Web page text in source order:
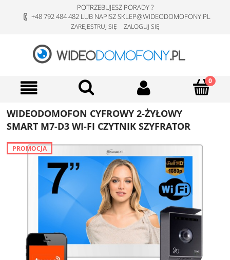
POTRZEBUJESZ PORADY ?
+48 792 484 482 LUB NAPISZ SKLEP@WIDEODOMOFONY.PL
ZAREJESTRUJ SIĘ ZALOGUJ SIĘ
WIDEODOMOFON CYFROWY 2-ŻYŁOWY
SMART M7-D3 WI-FI CZYTNIK SZYFRATOR
PROMOCJA